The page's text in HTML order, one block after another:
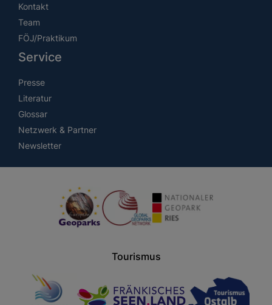
Kontakt
Team
FÖJ/Praktikum
Service
Presse
Literatur
Glossar
Netzwerk & Partner
Newsletter
Tourismus